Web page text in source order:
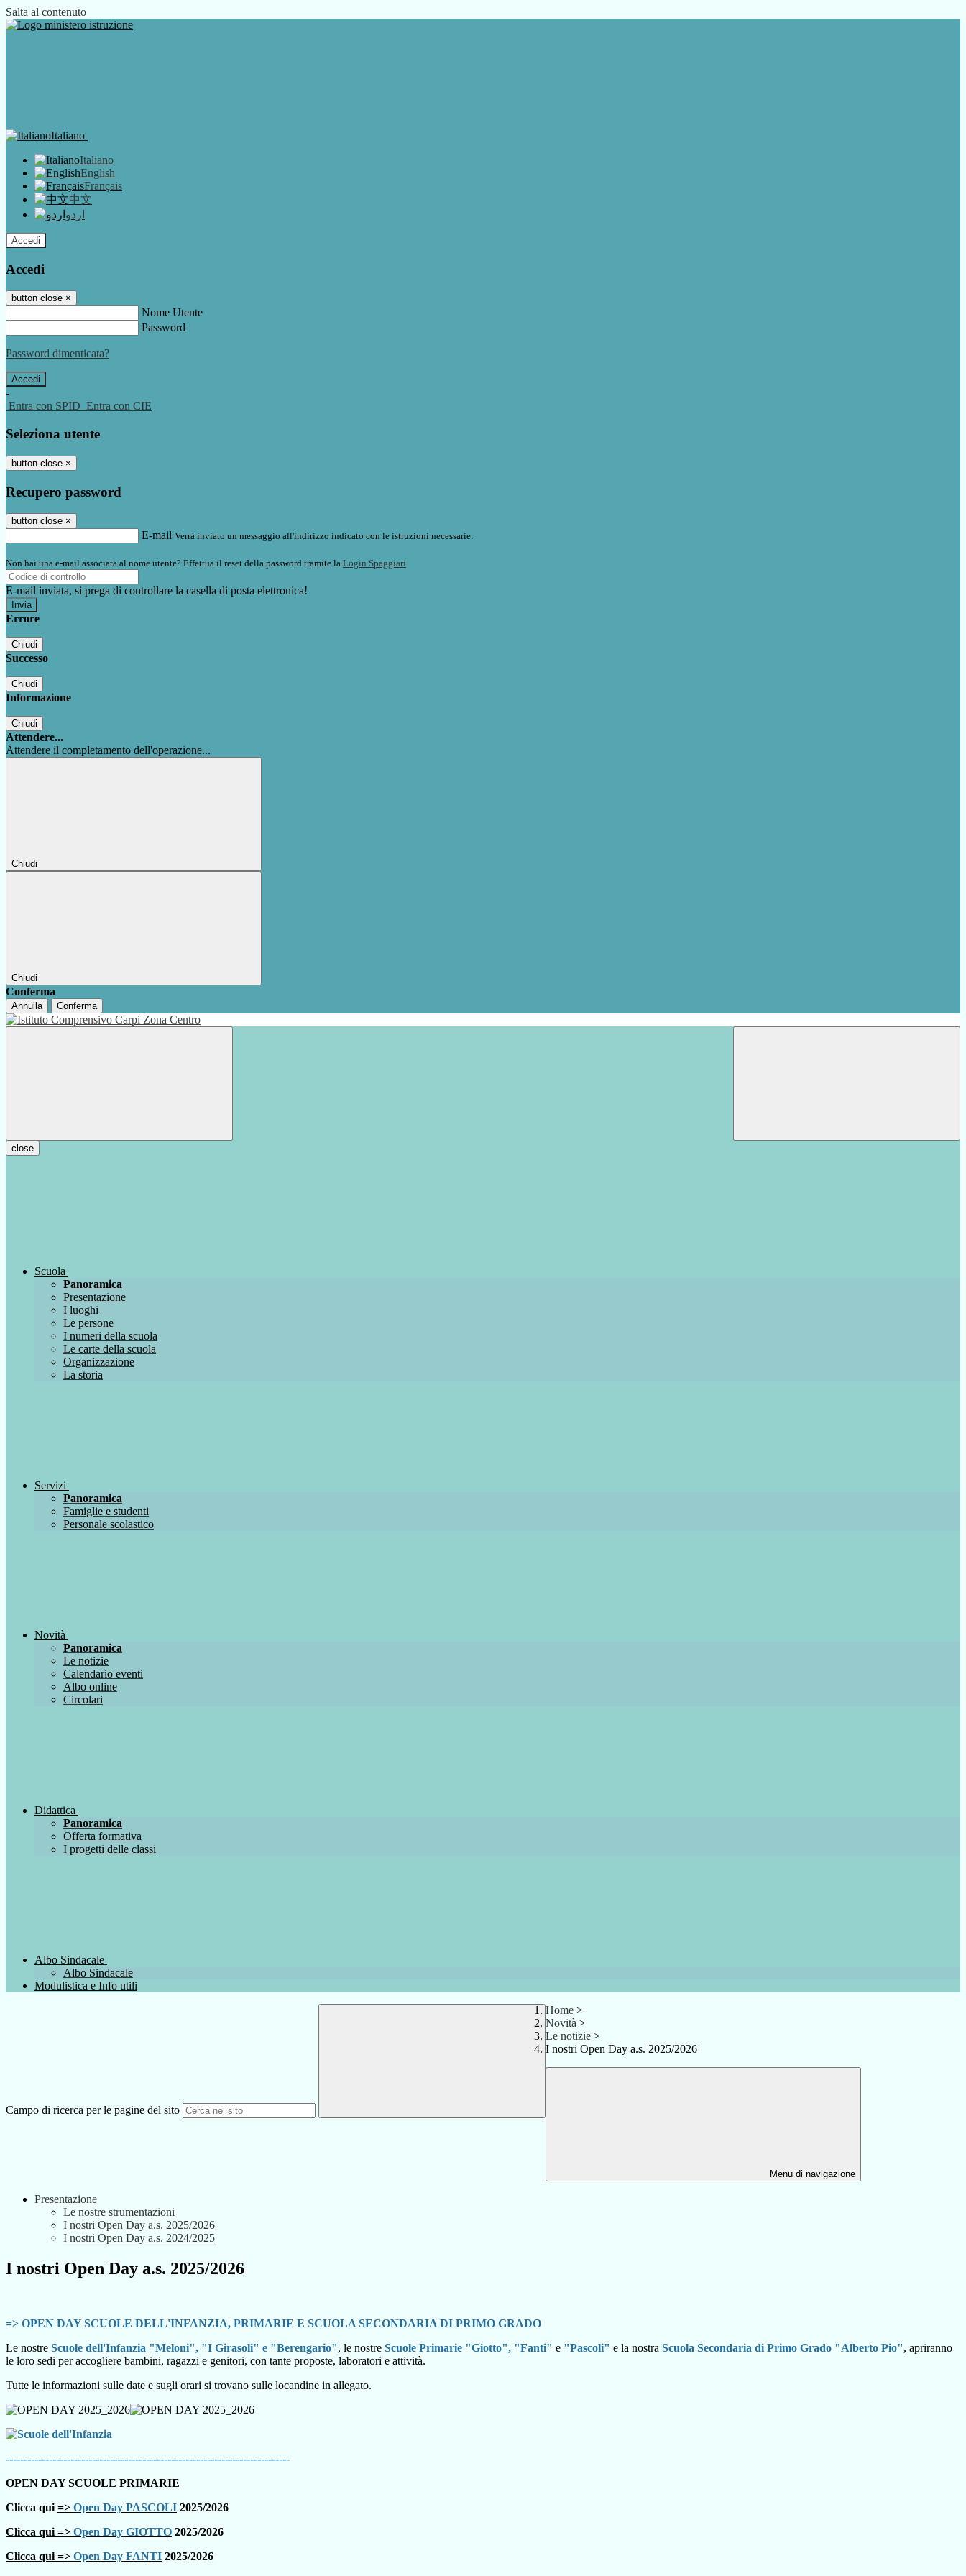
Salta al contenuto
Italiano
Italiano
English
Français
中文
اردو
Accedi
Accedi
button close ×
Nome Utente
Password
Password dimenticata?
-
Entra con SPID Entra con CIE
Seleziona utente
button close ×
Recupero password
button close ×
E-mail Verrà inviato un messaggio all'indirizzo indicato con le istruzioni necessarie.
Non hai una e-mail associata al nome utente? Effettua il reset della password tramite la Login Spaggiari
E-mail inviata, si prega di controllare la casella di posta elettronica!
Errore
Chiudi
Successo
Chiudi
Informazione
Chiudi
Attendere...
Attendere il completamento dell'operazione...
Chiudi
Chiudi
Conferma
Annulla Conferma
close
Scuola
Panoramica
Presentazione
I luoghi
Le persone
I numeri della scuola
Le carte della scuola
Organizzazione
La storia
Servizi
Panoramica
Famiglie e studenti
Personale scolastico
Novità
Panoramica
Le notizie
Calendario eventi
Albo online
Circolari
Didattica
Panoramica
Offerta formativa
I progetti delle classi
Albo Sindacale
Albo Sindacale
Modulistica e Info utili
Campo di ricerca per le pagine del sito
Home >
Novità >
Le notizie >
I nostri Open Day a.s. 2025/2026
Menu di navigazione
Presentazione
Le nostre strumentazioni
I nostri Open Day a.s. 2025/2026
I nostri Open Day a.s. 2024/2025
I nostri Open Day a.s. 2025/2026
=> OPEN DAY SCUOLE DELL'INFANZIA, PRIMARIE E SCUOLA SECONDARIA DI PRIMO GRADO
Le nostre Scuole dell'Infanzia "Meloni", "I Girasoli" e "Berengario", le nostre Scuole Primarie "Giotto", "Fanti" e "Pascoli" e la nostra Scuola Secondaria di Primo Grado "Alberto Pio", apriranno
le loro sedi per accogliere bambini, ragazzi e genitori, con tante proposte, laboratori e attività.
Tutte le informazioni sulle date e sugli orari si trovano sulle locandine in allegato.
-------------------------------------------------------------------------------
OPEN DAY SCUOLE PRIMARIE
Clicca qui => Open Day PASCOLI 2025/2026
Clicca qui => Open Day GIOTTO 2025/2026
Clicca qui => Open Day FANTI 2025/2026